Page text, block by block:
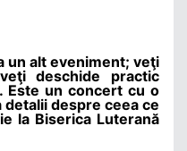
un alt eveniment; veţi
deschide practic
Este un concert cu o
despre ceea ce
la Biserica Luterană